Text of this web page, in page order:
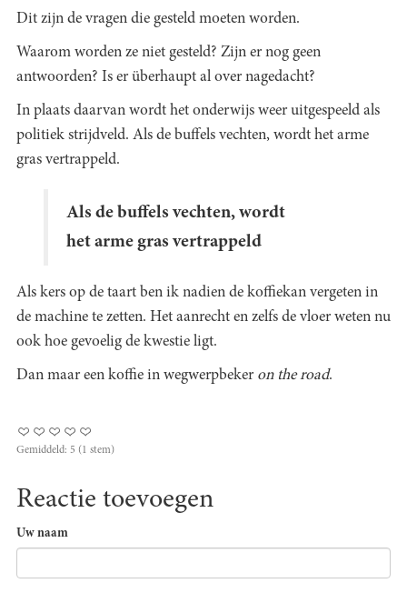
Dit zijn de vragen die gesteld moeten worden.
Waarom worden ze niet gesteld? Zijn er nog geen
antwoorden? Is er überhaupt al over nagedacht?
In plaats daarvan wordt het onderwijs weer uitgespeeld als
politiek strijdveld. Als de buffels vechten, wordt het arme
gras vertrappeld.
Als de buffels vechten, wordt
het arme gras vertrappeld
Als kers op de taart ben ik nadien de koffiekan vergeten in
de machine te zetten. Het aanrecht en zelfs de vloer weten nu
ook hoe gevoelig de kwestie ligt.
Dan maar een koffie in wegwerpbeker on the road.
Gemiddeld: 5 (1 stem)
Reactie toevoegen
Uw naam